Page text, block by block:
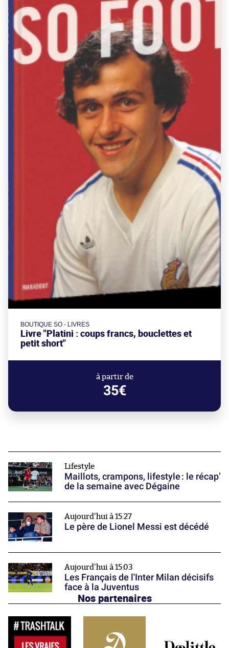
BOUTIQUE SO - LIVRES
Livre "Platini : coups francs, bouclettes et
petit short"
à partir de
35€
Lifestyle
Maillots, crampons, lifestyle : le récap’
de la semaine avec Dégaine
Aujourd'hui à 15:27
Le père de Lionel Messi est décédé
Aujourd'hui à 15:03
Les Français de l'Inter Milan décisifs
face à la Juventus
Nos partenaires